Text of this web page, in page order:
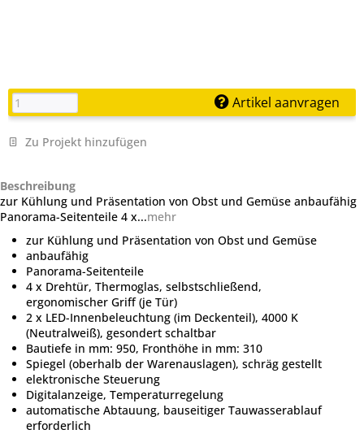
Artikel aanvragen
Zu Projekt hinzufügen
Beschreibung
zur Kühlung und Präsentation von Obst und Gemüse anbaufähig
Panorama-Seitenteile 4 x...mehr
zur Kühlung und Präsentation von Obst und Gemüse
anbaufähig
Panorama-Seitenteile
4 x Drehtür, Thermoglas, selbstschließend,
ergonomischer Griff (je Tür)
2 x LED-Innenbeleuchtung (im Deckenteil), 4000 K
(Neutralweiß), gesondert schaltbar
Bautiefe in mm: 950, Fronthöhe in mm: 310
Spiegel (oberhalb der Warenauslagen), schräg gestellt
elektronische Steuerung
Digitalanzeige, Temperaturregelung
automatische Abtauung, bauseitiger Tauwasserablauf
erforderlich